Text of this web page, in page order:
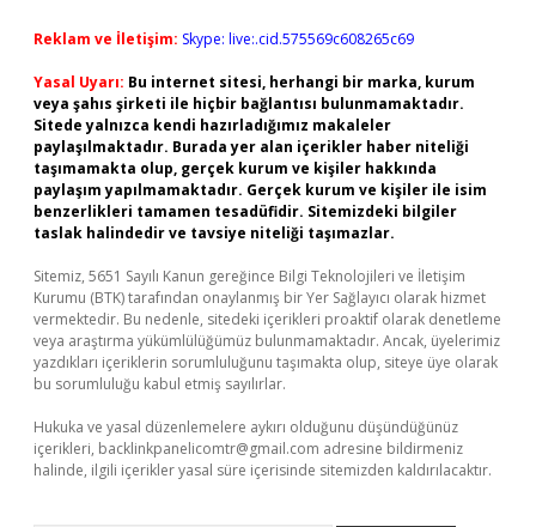
Reklam ve İletişim: Skype: live:.cid.575569c608265c69
Yasal Uyarı: Bu internet sitesi, herhangi bir marka, kurum
veya şahıs şirketi ile hiçbir bağlantısı bulunmamaktadır.
Sitede yalnızca kendi hazırladığımız makaleler
paylaşılmaktadır. Burada yer alan içerikler haber niteliği
taşımamakta olup, gerçek kurum ve kişiler hakkında
paylaşım yapılmamaktadır. Gerçek kurum ve kişiler ile isim
benzerlikleri tamamen tesadüfidir. Sitemizdeki bilgiler
taslak halindedir ve tavsiye niteliği taşımazlar.
Sitemiz, 5651 Sayılı Kanun gereğince Bilgi Teknolojileri ve İletişim
Kurumu (BTK) tarafından onaylanmış bir Yer Sağlayıcı olarak hizmet
vermektedir. Bu nedenle, sitedeki içerikleri proaktif olarak denetleme
veya araştırma yükümlülüğümüz bulunmamaktadır. Ancak, üyelerimiz
yazdıkları içeriklerin sorumluluğunu taşımakta olup, siteye üye olarak
bu sorumluluğu kabul etmiş sayılırlar.
Hukuka ve yasal düzenlemelere aykırı olduğunu düşündüğünüz
içerikleri, backlinkpanelicomtr@gmail.com adresine bildirmeniz
halinde, ilgili içerikler yasal süre içerisinde sitemizden kaldırılacaktır.